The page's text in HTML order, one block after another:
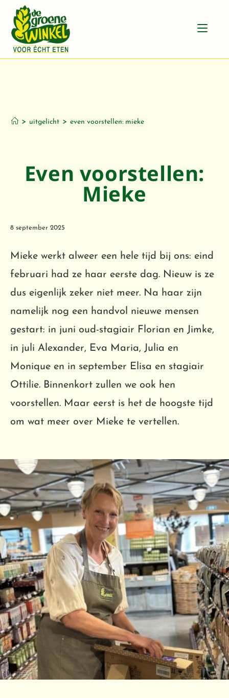
> uitgelicht > even voorstellen: mieke
Even voorstellen:
Mieke
8 september 2025
Mieke werkt alweer een hele tijd bij ons: eind
februari had ze haar eerste dag. Nieuw is ze
dus eigenlijk zeker niet meer. Na haar zijn
namelijk nog een handvol nieuwe mensen
gestart: in juni oud-stagiair Florian en Jimke,
in juli Alexander, Eva Maria, Julia en
Monique en in september Elisa en stagiair
Ottilie. Binnenkort zullen we ook hen
voorstellen. Maar eerst is het de hoogste tijd
om wat meer over Mieke te vertellen.